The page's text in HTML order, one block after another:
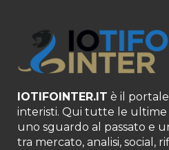
IOTIFOINTER.IT è il
interisti. Qui tutte le ultime
uno sguardo al passato e
tra mercato, analisi, social,